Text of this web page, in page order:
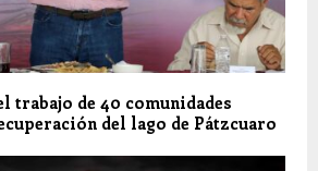
trabajo de 40 comunidades
del lago de Pátzcuaro